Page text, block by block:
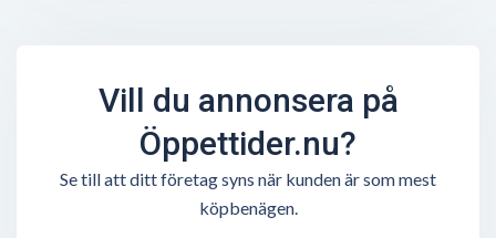
Vill du annonsera på
Öppettider.nu?
Se till att ditt företag syns när kunden är som mest
köpbenägen.